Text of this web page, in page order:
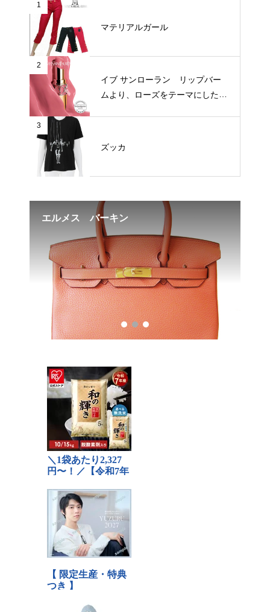
1
マテリアルガール
2
イブ サンローラン リップバー
ムより、ローズをテーマにした新
3
ズッカ
エルメス バーキン